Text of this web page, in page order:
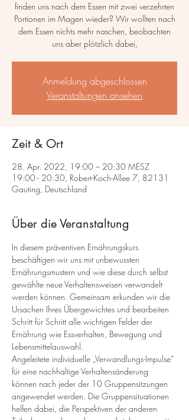
finden uns nach dem Essen mit zwei verzehrten
Portionen im Magen wieder? Wir wollten nach
dem Essen nichts mehr naschen, beobachten
uns aber plötzlich dabei,
Anmeldung abgeschlossen
Veranstaltungen ansehen
Zeit & Ort
28. Apr. 2022, 19:00 – 20:30 MESZ
19:00 - 20:30, Robert-Koch-Allee 7, 82131
Gauting, Deutschland
Über die Veranstaltung
In diesem präventiven Ernährungskurs
beschäftigen wir uns mit unbewussten
Ernährungsmustern und wie diese durch selbst
gewählte neue Verhaltensweisen verwandelt
werden können. Gemeinsam erkunden wir die
Ursachen Ihres Übergewichtes und bearbeiten
Schritt für Schritt alle wichtigen Felder der
Ernährung wie Essverhalten, Bewegung und
Lebensmittelauswahl.
Angeleitete individuelle „Verwandlungs-Impulse“
für eine nachhaltige Verhaltensänderung
können nach jeder der 10 Gruppensitzungen
angewendet werden. Die Gruppensituationen
helfen dabei, die Perspektiven der anderen